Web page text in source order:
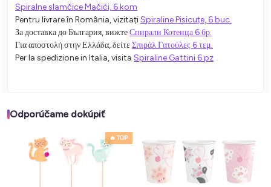
Spiralne slamčice Mačići, 6 kom
Pentru livrare în România, vizitațiSpiraline Pisicuțe, 6 buc.
За доставка до България, вижтеСпирали Котенца 6 бр.
Για αποστολή στην Ελλάδα, δείτεΣπιράλ Γατούλες 6 τεμ.
Per la spedizione in Italia, visita Spiraline Gattini 6 pz
Odporúčame dokúpiť
🔥 TOP